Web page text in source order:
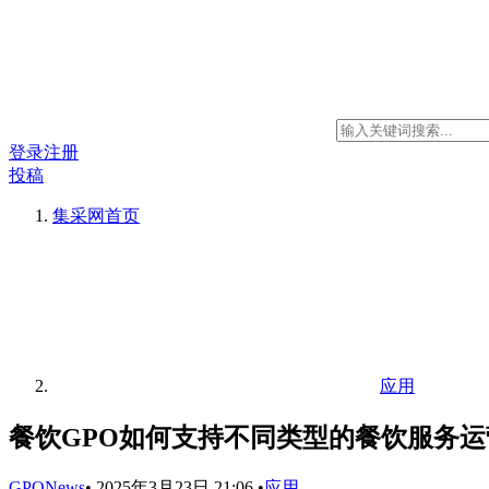
登录注册
投稿
集采网首页
应用
餐饮GPO如何支持不同类型的餐饮服务